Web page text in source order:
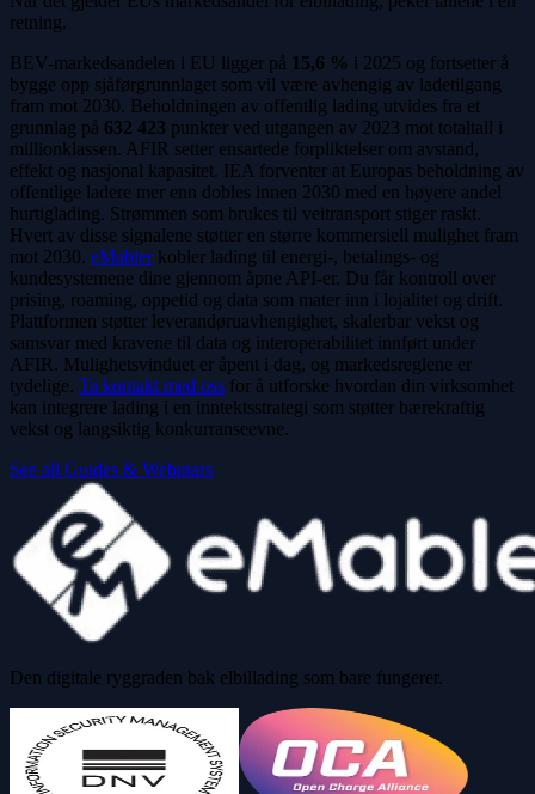
retning.
BEV-markedsandelen i EU ligger på 15,6 % i 2025 og fortsetter å
bygge opp sjåførgrunnlaget som vil være avhengig av ladetilgang
fram mot 2030. Beholdningen av offentlig lading utvides fra et
grunnlag på 632 423 punkter ved utgangen av 2023 mot totaltall i
millionklassen. AFIR setter ensartede forpliktelser om avstand,
effekt og nasjonal kapasitet. IEA forventer at Europas beholdning av
offentlige ladere mer enn dobles innen 2030 med en høyere andel
hurtiglading. Strømmen som brukes til veitransport stiger raskt.
Hvert av disse signalene støtter en større kommersiell mulighet fram
mot 2030. eMablerkobler lading til energi-, betalings- og
kundesystemene dine gjennom åpne API-er. Du får kontroll over
prising, roaming, oppetid og data som mater inn i lojalitet og drift.
Plattformen støtter leverandøruavhengighet, skalerbar vekst og
samsvar med kravene til data og interoperabilitet innført under
AFIR. Mulighetsvinduet er åpent i dag, og markedsreglene er
tydelige. Ta kontakt med oss for å utforske hvordan din virksomhet
kan integrere lading i en inntektsstrategi som støtter bærekraftig
vekst og langsiktig konkurranseevne.
See all Guides & Webinars
Den digitale ryggraden bak elbillading som bare fungerer.